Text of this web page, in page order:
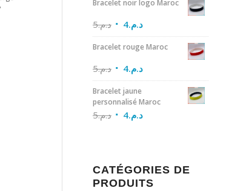
Bracelet noir logo Maroc
د.م.5 د.م.4
Bracelet rouge Maroc
د.م.5 د.م.4
Bracelet jaune
personnalisé Maroc
د.م.5 د.م.4
CATÉGORIES DE
PRODUITS